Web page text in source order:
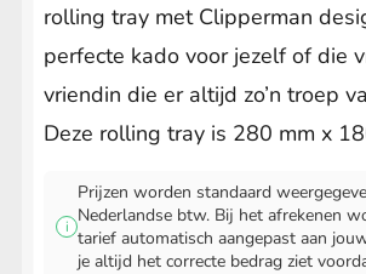
rolling tray met Clipperman
perfecte kado voor jezelf of die
vriendin die er altijd zo’n troep
Deze rolling tray is 280 mm x
i
Prijzen worden standaard
Nederlandse btw. Bij het afrekenen
tarief automatisch aangepast aan
je altijd het correcte bedrag ziet